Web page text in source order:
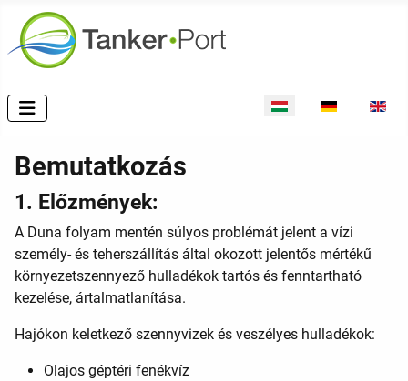
Válasszon nyelvet
Bemutatkozás
1. Előzmények:
A Duna folyam mentén súlyos problémát jelent a vízi
személy- és teherszállítás által okozott jelentős mértékű
környezetszennyező hulladékok tartós és fenntartható
kezelése, ártalmatlanítása.
Hajókon keletkező szennyvizek és veszélyes hulladékok:
Olajos géptéri fenékvíz